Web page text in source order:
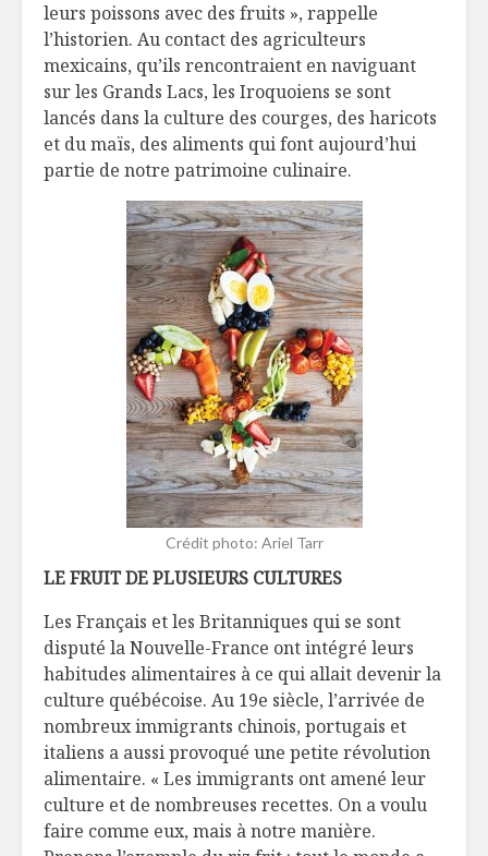
leurs poissons avec des fruits », rappelle
l’historien. Au contact des agriculteurs
mexicains, qu’ils rencontraient en naviguant
sur les Grands Lacs, les Iroquoiens se sont
lancés dans la culture des courges, des haricots
et du maïs, des aliments qui font aujourd’hui
partie de notre patrimoine culinaire.
Crédit photo: Ariel Tarr
LE FRUIT DE PLUSIEURS CULTURES
Les Français et les Britanniques qui se sont
disputé la Nouvelle-France ont intégré leurs
habitudes alimentaires à ce qui allait devenir la
culture québécoise. Au 19e siècle, l’arrivée de
nombreux immigrants chinois, portugais et
italiens a aussi provoqué une petite révolution
alimentaire. « Les immigrants ont amené leur
culture et de nombreuses recettes. On a voulu
faire comme eux, mais à notre manière.